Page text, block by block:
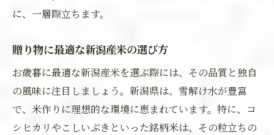
に、一層際立ちます。
贈り物に最適な新潟産米の選び方
お歳暮に最適な新潟産米を選ぶ際には、その品質と独自
の風味に注目しましょう。新潟県は、雪解け水が豊富
で、米作りに理想的な環境に恵まれています。特に、コ
シヒカリやこしいぶきといった銘柄米は、その粒立ちの